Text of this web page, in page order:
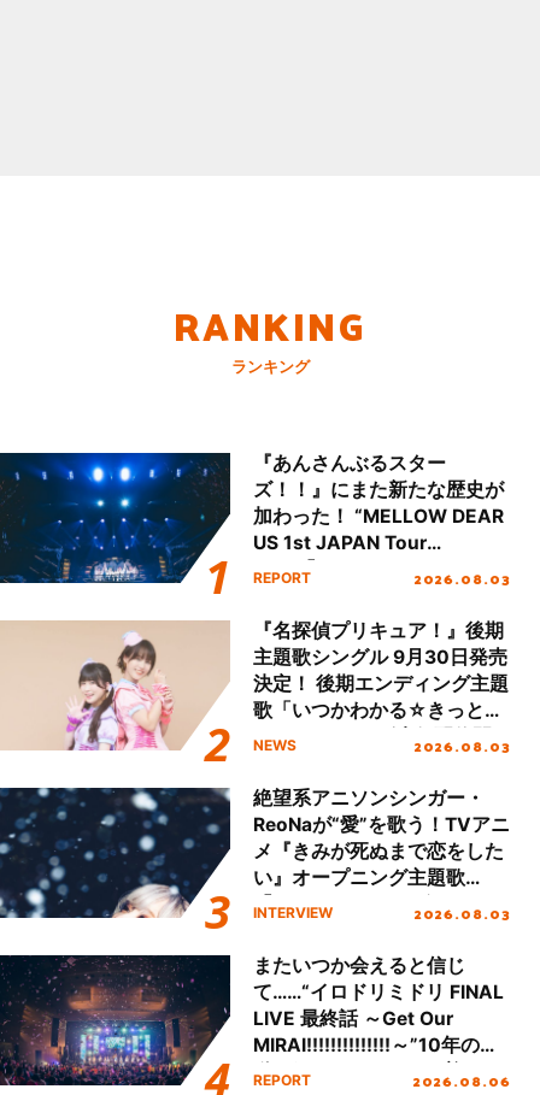
RANKING
ランキング
『あんさんぶるスター
ズ！！』にまた新たな歴史が
加わった！ “MELLOW DEAR
US 1st JAPAN Tour
Final「NICE to meet YOU
ート!!
REPORT 2026.08.03
『名探偵プリキュア！』後期
主題歌シングル 9月30日発売
決定！ 後期エンディング主題
歌「いつかわかる☆きっとあ
える」TVサイズ先行配信開
NEWS 2026.08.03
絶望系アニソンシンガー・
ReoNaが“愛”を歌う！TVアニ
メ『きみが死ぬまで恋をした
い』オープニング主題歌
「Amore」インタビュー
INTERVIEW 2026.08.03
またいつか会えると信じ
て……“イロドリミドリ FINAL
LIVE 最終話 ～Get Our
MIRAI!!!!!!!!!!!!!!～”10年の活
動を経てファイナルを迎える
REPORT 2026.08.06